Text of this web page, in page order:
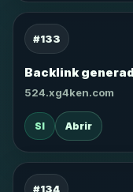
#133
Backlink
524.xg4ken.com
SI Abrir
#134